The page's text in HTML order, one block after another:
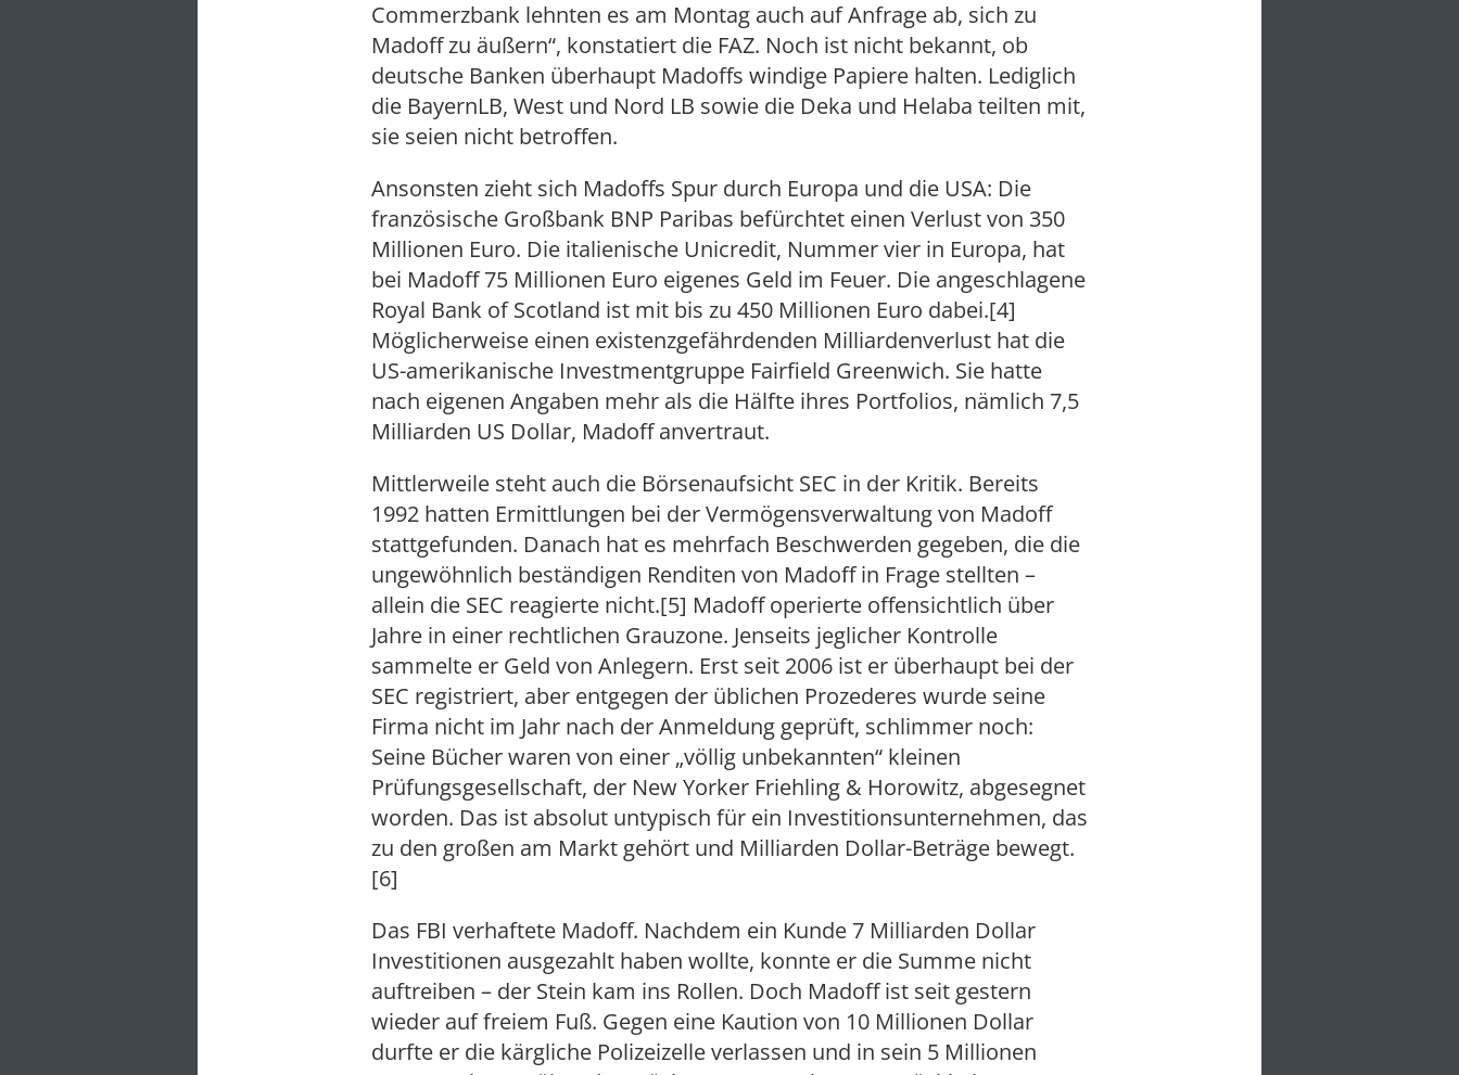
Commerzbank lehnten es am Montag auch auf Anfrage ab, sich zu
Madoff zu äußern“, konstatiert die FAZ. Noch ist nicht bekannt, ob
deutsche Banken überhaupt Madoffs windige Papiere halten. Lediglich
die BayernLB, West und Nord LB sowie die Deka und Helaba teilten mit,
sie seien nicht betroffen.
Ansonsten zieht sich Madoffs Spur durch Europa und die USA: Die
französische Großbank BNP Paribas befürchtet einen Verlust von 350
Millionen Euro. Die italienische Unicredit, Nummer vier in Europa, hat
bei Madoff 75 Millionen Euro eigenes Geld im Feuer. Die angeschlagene
Royal Bank of Scotland ist mit bis zu 450 Millionen Euro dabei.[4]
Möglicherweise einen existenzgefährdenden Milliardenverlust hat die
US-amerikanische Investmentgruppe Fairfield Greenwich. Sie hatte
nach eigenen Angaben mehr als die Hälfte ihres Portfolios, nämlich 7,5
Milliarden US Dollar, Madoff anvertraut.
Mittlerweile steht auch die Börsenaufsicht SEC in der Kritik. Bereits
1992 hatten Ermittlungen bei der Vermögensverwaltung von Madoff
stattgefunden. Danach hat es mehrfach Beschwerden gegeben, die die
ungewöhnlich beständigen Renditen von Madoff in Frage stellten –
allein die SEC reagierte nicht.[5] Madoff operierte offensichtlich über
Jahre in einer rechtlichen Grauzone. Jenseits jeglicher Kontrolle
sammelte er Geld von Anlegern. Erst seit 2006 ist er überhaupt bei der
SEC registriert, aber entgegen der üblichen Prozederes wurde seine
Firma nicht im Jahr nach der Anmeldung geprüft, schlimmer noch:
Seine Bücher waren von einer „völlig unbekannten“ kleinen
Prüfungsgesellschaft, der New Yorker Friehling & Horowitz, abgesegnet
worden. Das ist absolut untypisch für ein Investitionsunternehmen, das
zu den großen am Markt gehört und Milliarden Dollar-Beträge bewegt.
[6]
Das FBI verhaftete Madoff. Nachdem ein Kunde 7 Milliarden Dollar
Investitionen ausgezahlt haben wollte, konnte er die Summe nicht
auftreiben – der Stein kam ins Rollen. Doch Madoff ist seit gestern
wieder auf freiem Fuß. Gegen eine Kaution von 10 Millionen Dollar
durfte er die kärgliche Polizeizelle verlassen und in sein 5 Millionen